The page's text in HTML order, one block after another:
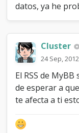
datos, ya he
Cluster
24 Sep,
El RSS de
de esperar a
te afecta a ti